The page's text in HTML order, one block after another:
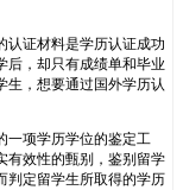
认证材料是学历认证成功
后，却只有成绩单和毕业
生，想要通过国外学历认
一项学历学位的鉴定工
有效性的甄别，鉴别留学
判定留学生所取得的学历